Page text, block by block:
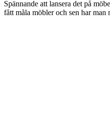
Spännande att lansera det på
fått måla möbler och sen har man